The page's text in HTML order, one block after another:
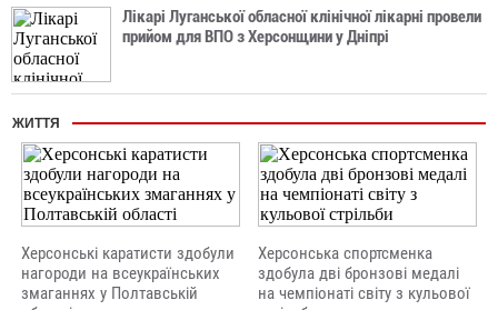
Лікарі Луганської обласної клінічної лікарні провели
прийом для ВПО з Херсонщини у Дніпрі
ЖИТТЯ
Херсонські каратисти здобули
нагороди на всеукраїнських
змаганнях у Полтавській
Херсонська спортсменка
здобула дві бронзові медалі
на чемпіонаті світу з кульової